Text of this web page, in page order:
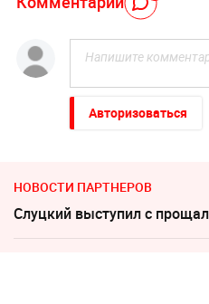
Авторизоваться
НОВОСТИ ПАРТНЕРОВ
Слуцкий выступил с
Пригожин: не следует